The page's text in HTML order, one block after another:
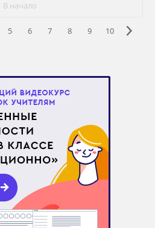
В начало
5 6 7 8 9 10